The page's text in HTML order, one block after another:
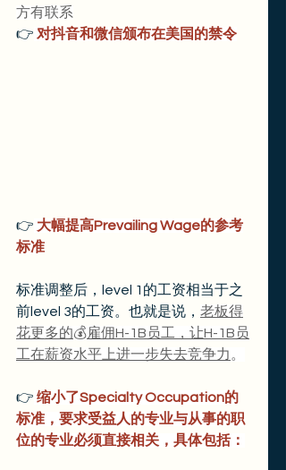
方有联系
👉 对抖音和微信颁布在美国的禁令
👉 大幅提高Prevailing Wage的参考
标准
标准调整后，level 1的工资相当于之
前level 3的工资。也就是说， 老板得
花更多的💰雇佣H-1B员工，让H-1B员
工在薪资水平上进一步失去竞争力。
👉 缩小了Specialty Occupation的
标准，要求受益人的专业与从事的职
位的专业必须直接相关，具体包括：